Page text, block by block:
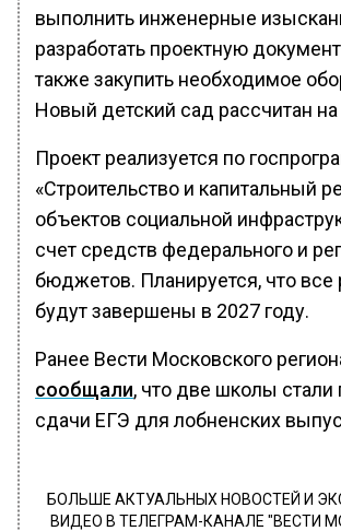
выполнить инженерные
разработать проектную
также закупить необходимое
Новый детский сад рассчитан на
Проект реализуется по
«Строительство и капитальный
объектов социальной
счет средств федерального и
бюджетов. Планируется, что все
будут завершены в 2027 году.
Ранее Вести Московского
сообщали, что две школы стали
сдачи ЕГЭ для лобненских
БОЛЬШЕ АКТУАЛЬНЫХ НОВОСТЕЙ И
ВИДЕО В ТЕЛЕГРАМ-КАНАЛЕ "ВЕСТИ